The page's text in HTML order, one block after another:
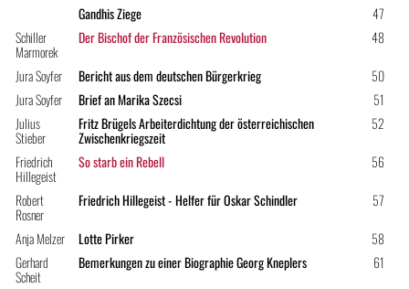
Gandhis Ziege
47
Schiller
Marmorek
Der Bischof der Französischen Revolution
48
Jura Soyfer
Bericht aus dem deutschen Bürgerkrieg
50
Jura Soyfer
Brief an Marika Szecsi
51
Julius
Stieber
Fritz Brügels Arbeiterdichtung der österreichischen
Zwischenkriegszeit
52
Friedrich
Hillegeist
So starb ein Rebell
56
Robert
Rosner
Friedrich Hillegeist - Helfer für Oskar Schindler
57
Anja Melzer
Lotte Pirker
58
Gerhard
Scheit
Bemerkungen zu einer Biographie Georg Kneplers
61